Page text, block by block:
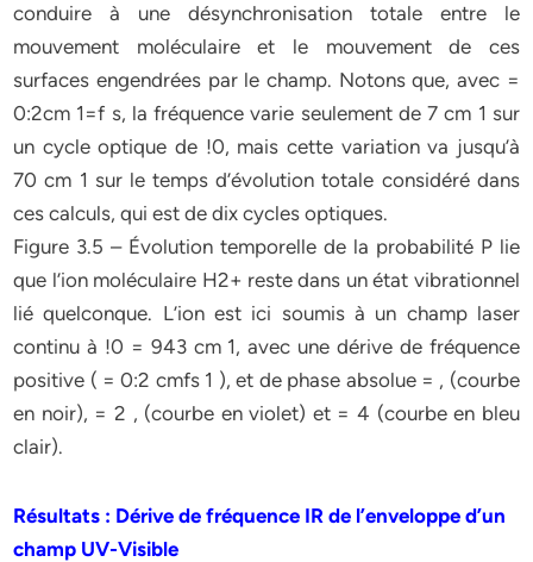
conduire à une désynchronisation totale entre le
mouvement moléculaire et le mouvement de ces
surfaces engendrées par le champ. Notons que, avec =
0:2cm 1=f s, la fréquence varie seulement de 7 cm 1 sur
un cycle optique de !0, mais cette variation va jusqu’à
70 cm 1 sur le temps d’évolution totale considéré dans
ces calculs, qui est de dix cycles optiques.
Figure 3.5 – Évolution temporelle de la probabilité P lie
que l’ion moléculaire H2+ reste dans un état vibrationnel
lié quelconque. L’ion est ici soumis à un champ laser
continu à !0 = 943 cm 1, avec une dérive de fréquence
positive ( = 0:2 cmfs 1 ), et de phase absolue = , (courbe
en noir), = 2 , (courbe en violet) et = 4 (courbe en bleu
clair).
Résultats : Dérive de fréquence IR de l’enveloppe d’un
champ UV-Visible